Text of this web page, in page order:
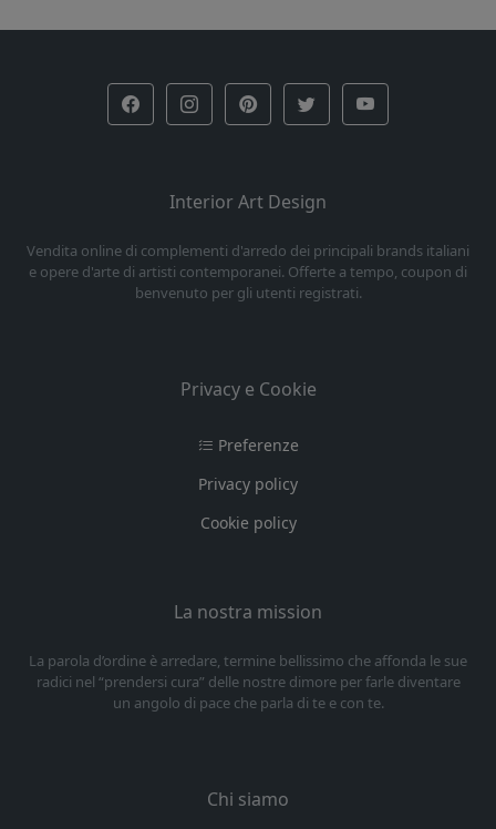
Interior Art Design
Vendita online di complementi d'arredo dei principali brands italiani
e opere d'arte di artisti contemporanei. Offerte a tempo, coupon di
benvenuto per gli utenti registrati.
Privacy e Cookie
Preferenze
Privacy policy
Cookie policy
La nostra mission
La parola d’ordine è arredare, termine bellissimo che affonda le sue
radici nel “prendersi cura” delle nostre dimore per farle diventare
un angolo di pace che parla di te e con te.
Chi siamo